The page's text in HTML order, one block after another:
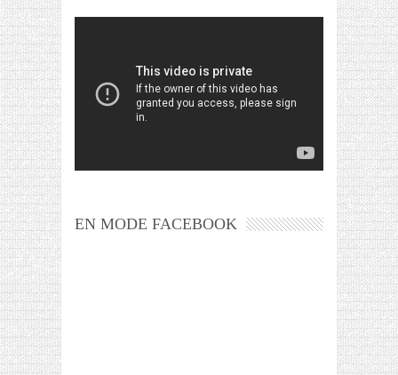
EN MODE FACEBOOK